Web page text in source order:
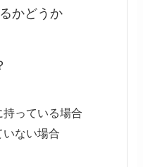
かどうか
っている場合
ない場合